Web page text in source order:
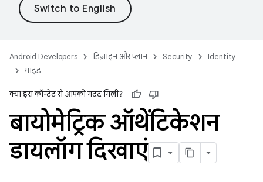
Android Developers डिज़ाइन और प्लान Security
Identity
गाइड
क्या इस कॉन्टेंट से आपको मदद मिली?
बायोमेट्रिक ऑथेंटिकेशन
डायलॉग दिखाएं